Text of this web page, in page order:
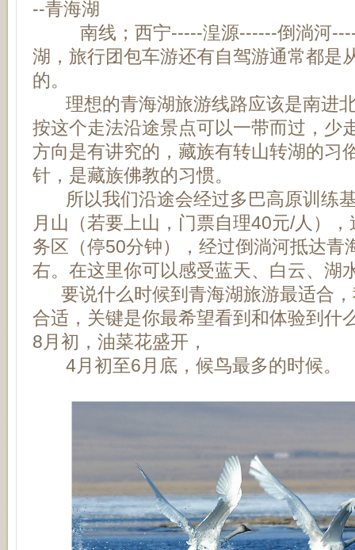
--青海湖
南线；西宁-----湟源------倒淌河
湖，旅行团包车游还有自驾游通常都是
的。
理想的青海湖旅游线路应该是南进
按这个走法沿途景点可以一带而过，少
方向是有讲究的，藏族有转山转湖的习
针，是藏族佛教的习惯。
所以我们沿途会经过多巴高原训练
月山（若要上山，门票自理40元/人）
务区（停50分钟），经过倒淌河抵达青
右。在这里你可以感受蓝天、白云、湖
要说什么时候到青海湖旅游最适合，
合适，关键是你最希望看到和体验到什
8月初，油菜花盛开，
4月初至6月底，候鸟最多的时候。